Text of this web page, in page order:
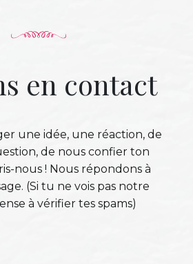
en contact
une idée, une réaction, de
de nous confier ton
nous ! Nous répondons à
(Si tu ne vois pas notre
à vérifier tes spams)